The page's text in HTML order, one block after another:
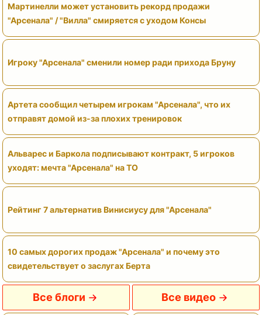
Мартинелли может установить рекорд продажи
"Арсенала" / "Вилла" смиряется с уходом Консы
Игроку "Арсенала" сменили номер ради прихода Бруну
Артета сообщил четырем игрокам "Арсенала", что их
отправят домой из-за плохих тренировок
Альварес и Баркола подписывают контракт, 5 игроков
уходят: мечта "Арсенала" на ТО
Рейтинг 7 альтернатив Винисиусу для "Арсенала"
10 самых дорогих продаж "Арсенала" и почему это
свидетельствует о заслугах Берта
Все блоги Все видео